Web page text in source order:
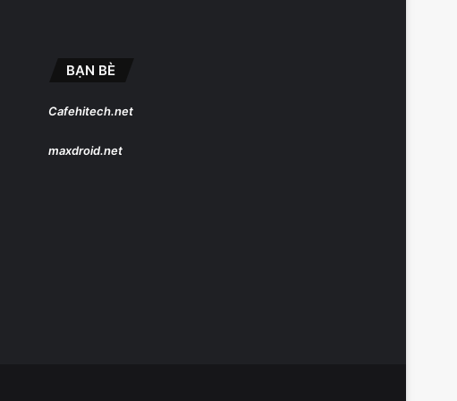
BẠN BÈ
Cafehitech.net
maxdroid.net